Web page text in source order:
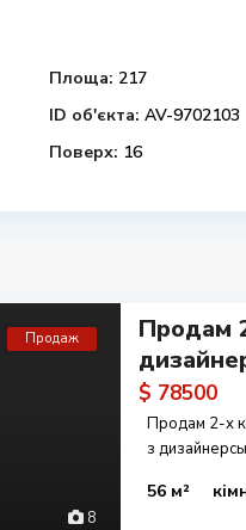
Площа: 217
ID об'єкта: AV-9702103
Поверх: 16
8
Продаж
Продам
$ 78500
Продам 2-х
з
56 м²